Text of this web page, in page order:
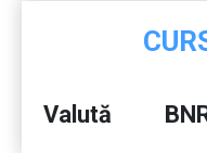
Valută